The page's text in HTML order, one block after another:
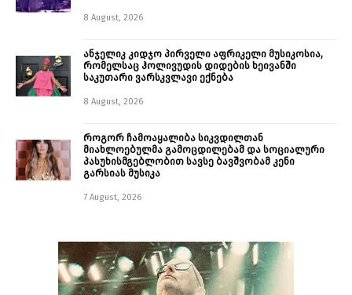
8 August, 2026
ანჯელიკ კიდჯო პირველი აფრიკელი მუსიკოსია,
რომელსაც ჰოლივუდის დიდების ხეივანში
საკუთარი ვარსკვლავი ექნება
8 August, 2026
როგორ ჩამოაყალიბა სიკვდილთან
მიახლოებულმა გამოცდილებამ და სოციალური
პასუხისმგებლობით სავსე ბავშვობამ კენი
გარსიას მუსიკა
7 August, 2026